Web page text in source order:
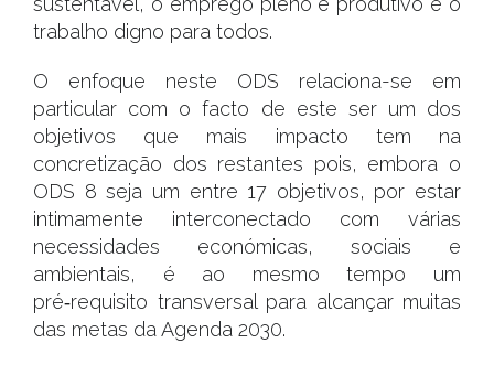
trabalho digno para todos.
O enfoque neste ODS relaciona-se em
particular com o facto de este ser um dos
objetivos que mais impacto tem na
concretização dos restantes pois, embora o
ODS 8 seja um entre 17 objetivos, por estar
intimamente interconectado com várias
necessidades económicas, sociais e
ambientais, é ao mesmo tempo um
pré‑requisito transversal para alcançar muitas
das metas da Agenda 2030.